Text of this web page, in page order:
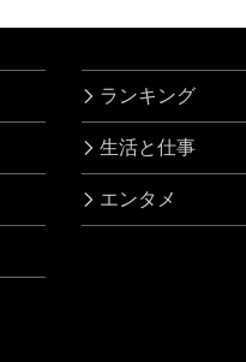
ランキング
生活と仕事
エンタメ